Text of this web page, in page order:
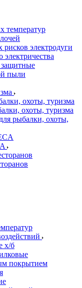
температур
электродуги
электричества
пыли
охоты, туризма
охоты, туризма
рыбалки, охоты,
х/б
покрытием